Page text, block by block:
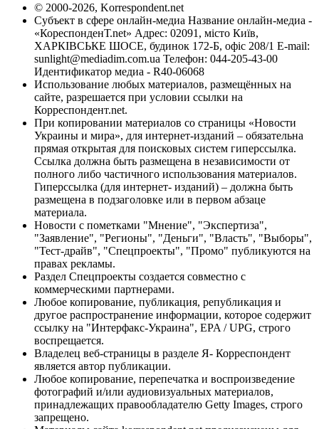
© 2000-2026, Korrespondent.net
Субъект в сфере онлайн-медиа Название онлайн-медиа -
«КореспонденТ.net» Адрес: 02091, місто Київ,
ХАРКІВСЬКЕ ШОСЕ, будинок 172-Б, офіс 208/1 E-mail:
sunlight@mediadim.com.ua Телефон: 044-205-43-00
Идентификатор медиа - R40-06068
Использование любых материалов, размещённых на
сайте, разрешается при условии ссылки на
Корреспондент.net.
При копировании материалов со страницы «Новости
Украины и мира», для интернет-изданий – обязательна
прямая открытая для поисковых систем гиперссылка.
Ссылка должна быть размещена в независимости от
полного либо частичного использования материалов.
Гиперссылка (для интернет- изданий) – должна быть
размещена в подзаголовке или в первом абзаце
материала.
Новости с пометками "Мнение", "Экспертиза",
"Заявление", "Регионы", "Деньги", "Власть", "Выборы",
"Тест-драйв", "Спецпроекты", "Промо" публикуются на
правах рекламы.
Раздел Спецпроекты создается совместно с
коммерческими партнерами.
Любое копирование, публикация, републикация и
другое распространение информации, которое содержит
ссылку на "Интерфакс-Украина", EPA / UPG, строго
воспрещается.
Владелец веб-страницы в разделе Я- Корреспондент
является автор публикации.
Любое копирование, перепечатка и воспроизведение
фотографий и/или аудиовизуальных материалов,
принадлежащих правообладателю Getty Images, строго
запрещено.